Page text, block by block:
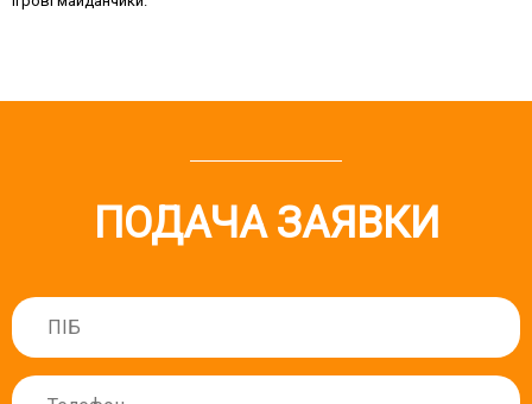
ПОДАЧА ЗАЯВКИ